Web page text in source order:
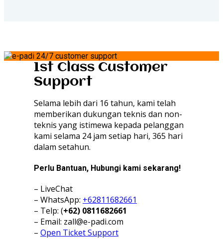
1st Class Customer
Support
Selama lebih dari 16 tahun, kami telah
memberikan dukungan teknis dan non-
teknis yang istimewa kepada pelanggan
kami selama 24 jam setiap hari, 365 hari
dalam setahun.
Perlu Bantuan, Hubungi kami sekarang!
– LiveChat
– WhatsApp: +62811682661
– Telp: (+62) 0811682661
– Email: zall@e-padi.com
– Open Ticket Support